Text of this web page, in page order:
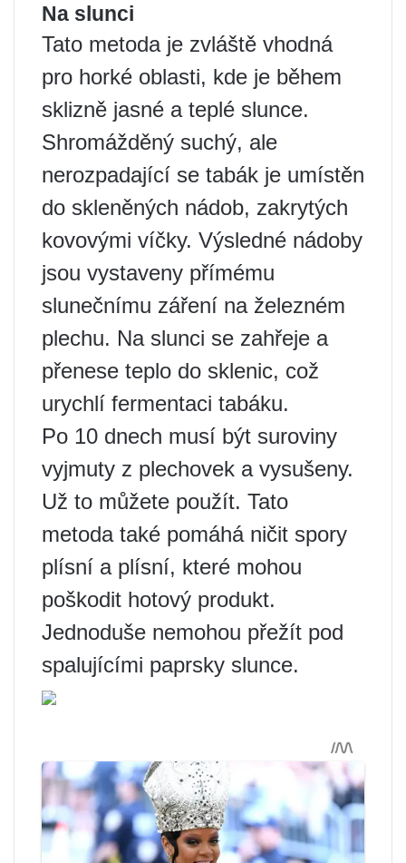
Na slunci
Tato metoda je zvláště vhodná
pro horké oblasti, kde je během
sklizně jasné a teplé slunce.
Shromážděný suchý, ale
nerozpadající se tabák je umístěn
do skleněných nádob, zakrytých
kovovými víčky. Výsledné nádoby
jsou vystaveny přímému
slunečnímu záření na železném
plechu. Na slunci se zahřeje a
přenese teplo do sklenic, což
urychlí fermentaci tabáku.
Po 10 dnech musí být suroviny
vyjmuty z plechovek a vysušeny.
Už to můžete použít. Tato
metoda také pomáhá ničit spory
plísní a plísní, které mohou
poškodit hotový produkt.
Jednoduše nemohou přežít pod
spalujícími paprsky slunce.